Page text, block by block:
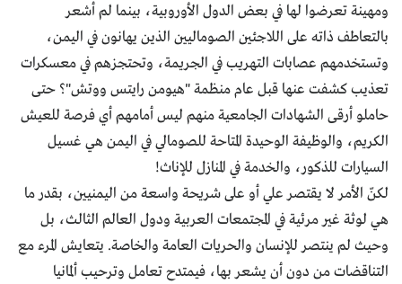
ومهينة تعرضوا لها في بعض الدول الأوروبية، بينما لم أشعر
بالتعاطف ذاته على اللاجئين الصوماليين الذين يهانون في اليمن،
وتستخدمهم عصابات التهريب في الجريمة، وتحتجزهم في معسكرات
تعذيب كشفت عنها قبل عام منظمة "هيومن رايتس ووتش"؟ حتى
حاملو أرقى الشهادات الجامعية منهم ليس أمامهم أي فرصة للعيش
الكريم، والوظيفة الوحيدة المتاحة للصومالي في اليمن هي غسيل
السيارات للذكور، والخدمة في المنازل للإناث!
لكنّ الأمر لا يقتصر علي أو على شريحة واسعة من اليمنيين، بقدر ما
هي لوثة غير مرئية في المجتمعات العربية ودول العالم الثالث، بل
وحيث لم ينتصر للإنسان والحريات العامة والخاصة. يتعايش المرء مع
التناقضات من دون أن يشعر بها، فيمتدح تعامل وترحيب ألمانيا